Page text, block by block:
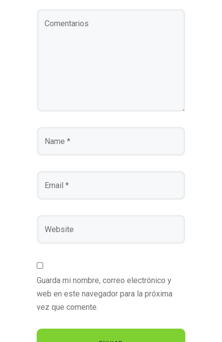
Guarda mi nombre, correo electrónico y
web en este navegador para la próxima
vez que comente.